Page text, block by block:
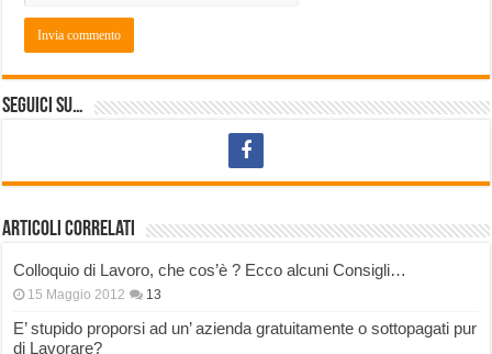
Seguici su…
Articoli correlati
Colloquio di Lavoro, che cos’è ? Ecco alcuni Consigli…
15 Maggio 2012 13
E’ stupido proporsi ad un’ azienda gratuitamente o sottopagati pur
di Lavorare?